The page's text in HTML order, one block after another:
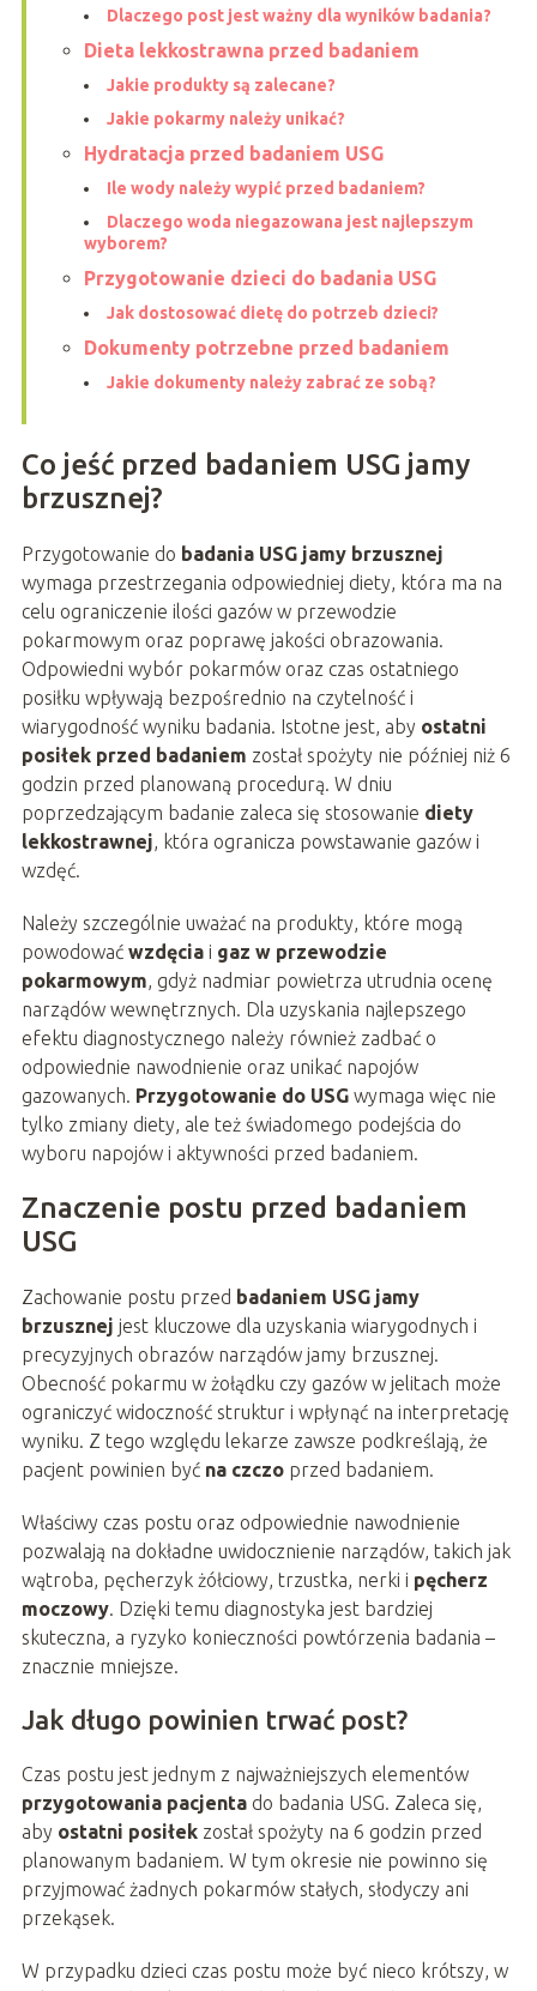
Dlaczego post jest ważny dla wyników badania?
Dieta lekkostrawna przed badaniem
Jakie produkty są zalecane?
Jakie pokarmy należy unikać?
Hydratacja przed badaniem USG
Ile wody należy wypić przed badaniem?
Dlaczego woda niegazowana jest najlepszym
wyborem?
Przygotowanie dzieci do badania USG
Jak dostosować dietę do potrzeb dzieci?
Dokumenty potrzebne przed badaniem
Jakie dokumenty należy zabrać ze sobą?
Co jeść przed badaniem USG jamy
brzusznej?
Przygotowanie do badania USG jamy brzusznej
wymaga przestrzegania odpowiedniej diety, która ma na
celu ograniczenie ilości gazów w przewodzie
pokarmowym oraz poprawę jakości obrazowania.
Odpowiedni wybór pokarmów oraz czas ostatniego
posiłku wpływają bezpośrednio na czytelność i
wiarygodność wyniku badania. Istotne jest, aby ostatni
posiłek przed badaniem został spożyty nie później niż 6
godzin przed planowaną procedurą. W dniu
poprzedzającym badanie zaleca się stosowanie diety
lekkostrawnej, która ogranicza powstawanie gazów i
wzdęć.
Należy szczególnie uważać na produkty, które mogą
powodować wzdęciai gaz w przewodzie
pokarmowym, gdyż nadmiar powietrza utrudnia ocenę
narządów wewnętrznych. Dla uzyskania najlepszego
efektu diagnostycznego należy również zadbać o
odpowiednie nawodnienie oraz unikać napojów
gazowanych. Przygotowanie do USGwymaga więc nie
tylko zmiany diety, ale też świadomego podejścia do
wyboru napojów i aktywności przed badaniem.
Znaczenie postu przed badaniem
USG
Zachowanie postu przed badaniem USG jamy
brzusznej jest kluczowe dla uzyskania wiarygodnych i
precyzyjnych obrazów narządów jamy brzusznej.
Obecność pokarmu w żołądku czy gazów w jelitach może
ograniczyć widoczność struktur i wpłynąć na interpretację
wyniku. Z tego względu lekarze zawsze podkreślają, że
pacjent powinien być na czczoprzed badaniem.
Właściwy czas postu oraz odpowiednie nawodnienie
pozwalają na dokładne uwidocznienie narządów, takich jak
wątroba, pęcherzyk żółciowy, trzustka, nerki i pęcherz
moczowy. Dzięki temu diagnostyka jest bardziej
skuteczna, a ryzyko konieczności powtórzenia badania –
znacznie mniejsze.
Jak długo powinien trwać post?
Czas postu jest jednym z najważniejszych elementów
przygotowania pacjentado badania USG. Zaleca się,
aby ostatni posiłekzostał spożyty na 6 godzin przed
planowanym badaniem. W tym okresie nie powinno się
przyjmować żadnych pokarmów stałych, słodyczy ani
przekąsek.
W przypadku dzieci czas postu może być nieco krótszy, w